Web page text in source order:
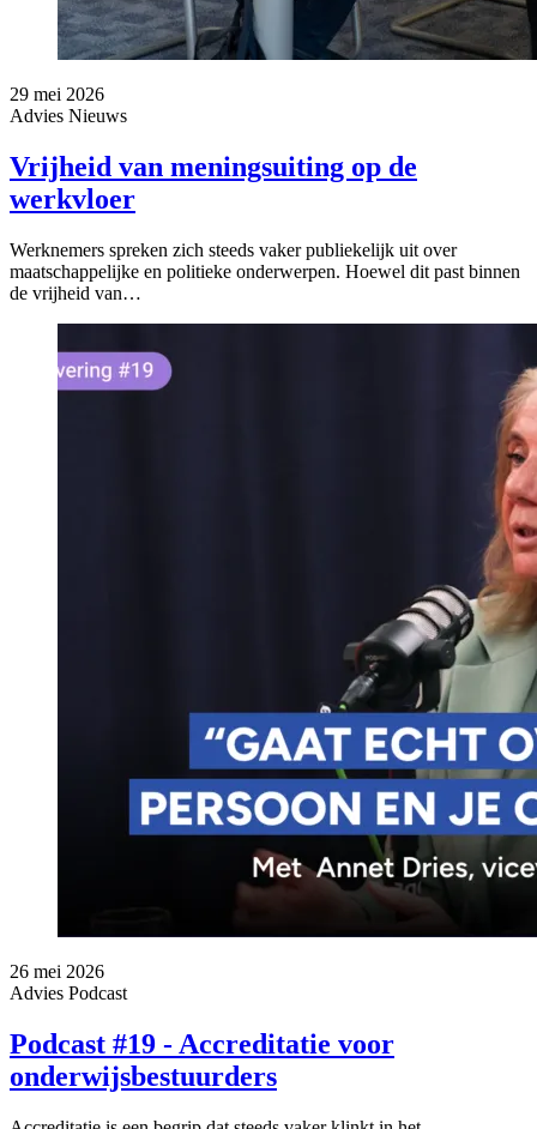
29 mei 2026
Advies Nieuws
Vrijheid van meningsuiting op de
werkvloer
Werknemers spreken zich steeds vaker publiekelijk uit over
maatschappelijke en politieke onderwerpen. Hoewel dit past binnen
de vrijheid van…
26 mei 2026
Advies Podcast
Podcast #19 - Accreditatie voor
onderwijsbestuurders